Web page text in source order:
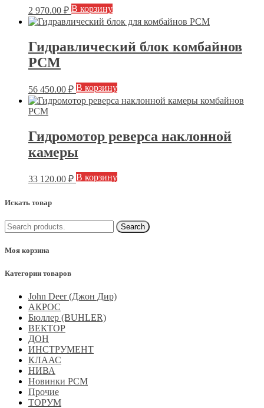
2 970.00 ₽ В корзину
Гидравлический блок комбайнов
РСМ
56 450.00 ₽ В корзину
Гидромотор реверса наклонной
камеры
33 120.00 ₽ В корзину
Искать товар
Моя корзина
Категории товаров
John Deer (Джон Дир)
АКРОС
Бюллер (BUHLER)
ВЕКТОР
ДОН
ИНСТРУМЕНТ
КЛААС
НИВА
Новинки РСМ
Прочие
ТОРУМ